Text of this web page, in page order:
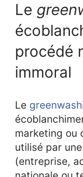
Le
procédé
immoral
Le
marketing ou
utilisé par
(entreprise,